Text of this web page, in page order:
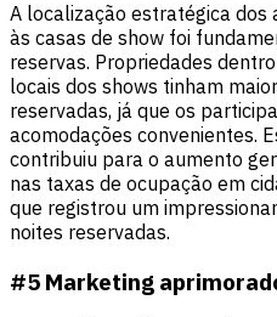
A localização estratégica dos
às casas de show foi
reservas. Propriedades
locais dos shows tinham
reservadas, já que os
acomodações convenientes.
contribuiu para o aumento
nas taxas de ocupação em
que registrou um
noites reservadas.
#5 Marketing